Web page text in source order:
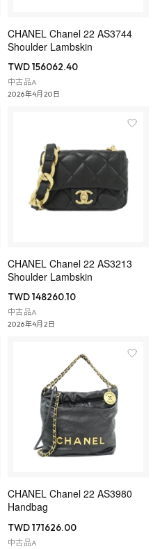
CHANEL Chanel 22 AS3744
Shoulder Lambskin
TWD 156062.40
中古品A
2026年4月20日
CHANEL Chanel 22 AS3213
Shoulder Lambskin
TWD 148260.10
中古品A
2026年4月2日
CHANEL Chanel 22 AS3980
Handbag
TWD 171626.00
中古品A